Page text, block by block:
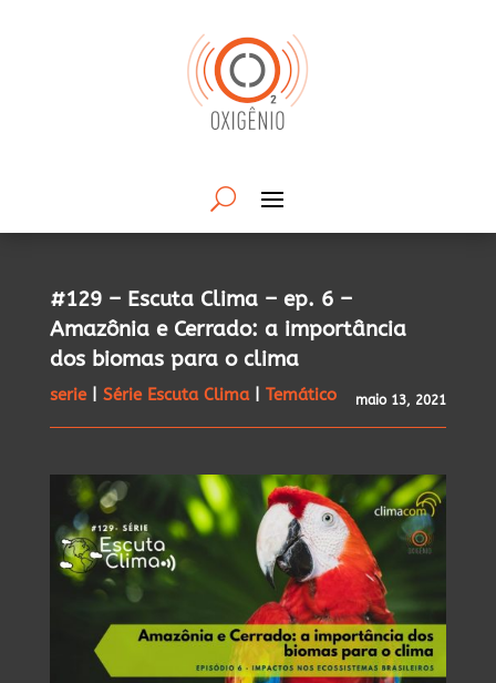
#129 – Escuta Clima – ep. 6 –
Amazônia e Cerrado: a importância
dos biomas para o clima
serie| Série Escuta Clima| Temático maio 13, 2021